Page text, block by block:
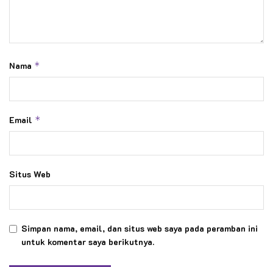
Nama *
Email *
Situs Web
Simpan nama, email, dan situs web saya pada peramban ini
untuk komentar saya berikutnya.